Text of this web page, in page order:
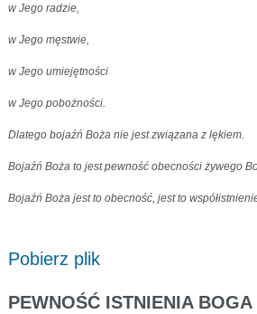
w Jego radzie,
w Jego męstwie,
w Jego umiejętności
w Jego pobożności.
Dlatego bojaźń Boża nie jest związana z lękiem.
Bojaźń Boża to jest pewność obecności żywego
Bojaźń Boża jest to obecność, jest to
Pobierz plik
PEWNOŚĆ ISTNIENIA